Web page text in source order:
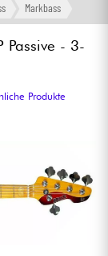
Markbass
Passive - 3-
Produkte